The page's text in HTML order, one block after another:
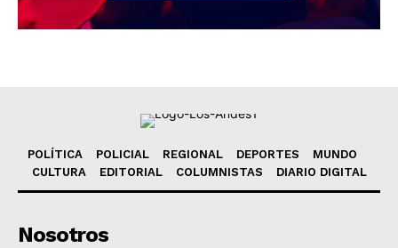
POLÍTICA POLICIAL REGIONAL DEPORTES
MUNDO
CULTURA
EDITORIAL COLUMNISTAS DIARIO DIGITAL
Nosotros